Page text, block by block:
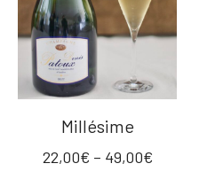
Millésime
22,00€ – 49,00€